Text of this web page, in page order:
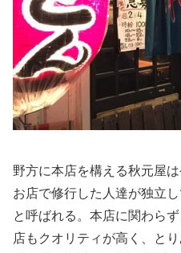
野方に本店を構える秋元屋
お店で修行した人達が独立
と呼ばれる。本店に関わら
店もクオリティが高く、と